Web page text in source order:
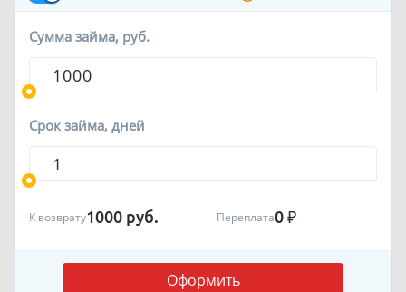
Сумма займа, руб.
Срок займа, дней
Оформить
К возврату1000 руб. Переплата0 ₽